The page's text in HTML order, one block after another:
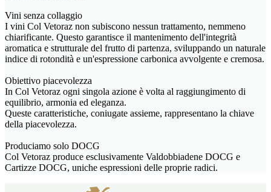
Vini senza collaggio
I vini Col Vetoraz non subiscono nessun trattamento, nemmeno
chiarificante. Questo garantisce il mantenimento dell'integrità
aromatica e strutturale del frutto di partenza, sviluppando un naturale
indice di rotondità e un'espressione carbonica avvolgente e cremosa.
Obiettivo piacevolezza
In Col Vetoraz ogni singola azione è volta al raggiungimento di
equilibrio, armonia ed eleganza.
Queste caratteristiche, coniugate assieme, rappresentano la chiave
della piacevolezza.
Produciamo solo DOCG
Col Vetoraz produce esclusivamente Valdobbiadene DOCG e
Cartizze DOCG, uniche espressioni delle proprie radici.